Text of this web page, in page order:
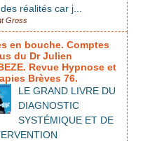
réalités car j...
Gross
en bouche. Comptes
du Dr Julien
Revue Hypnose et
Brèves 76.
LE GRAND LIVRE DU
DIAGNOSTIC
SYSTÉMIQUE ET DE